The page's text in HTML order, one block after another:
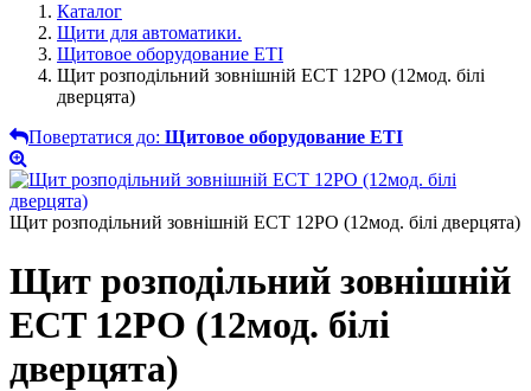
Каталог
Щити для автоматики.
Щитовое оборудование ETI
Щит розподільний зовнішній ECT 12PO (12мод. білі
дверцята)
Повертатися до: Щитовое оборудование ETI
Щит розподільний зовнішній ECT 12PO (12мод. білі дверцята)
Щит розподільний зовнішній
ECT 12PO (12мод. білі
дверцята)